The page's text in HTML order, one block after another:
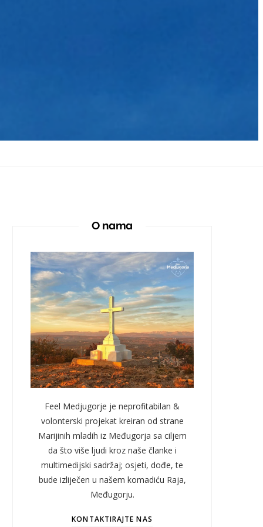
O nama
Feel Medjugorje je neprofitabilan &
volonterski projekat kreiran od strane
Marijinih mladih iz Međugorja sa ciljem
da što više ljudi kroz naše članke i
multimedijski sadržaj; osjeti, dođe, te
bude izliječen u našem komadiću Raja,
Međugorju.
KONTAKTIRAJTE NAS